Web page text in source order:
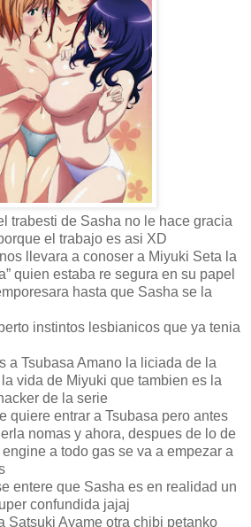
trabesti de Sasha no le hace gracia
el trabajo es asi XD
llevara a conoser a Miyuki Seta la
quien estaba re segura en su papel
hasta que Sasha se la
instintos lesbianicos que ya tenia
a Tsubasa Amano la liciada de la
vida de Miyuki que tambien es la
de la serie
quiere entrar a Tsubasa pero antes
nomas y ahora, despues de lo de
a todo gas se va a empezar a
entere que Sasha es en realidad un
confundida jajaj
Satsuki Ayame otra chibi petanko